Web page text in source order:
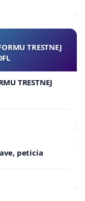
TRESTNEJ
TRESTNEJ
peticia